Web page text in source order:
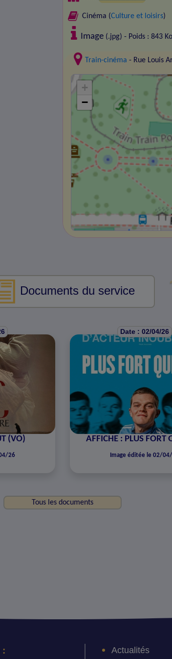
Cinéma (Culture et loisirs)
Image (.jpg) - Poids : 843
Train-cinéma - Rue Louis
+
−
Documents du service
(VO)
26
Date : 02/04/26
AFFICHE : PLUS FORT
Image éditée le 02/
Tous les documents
: Actualités